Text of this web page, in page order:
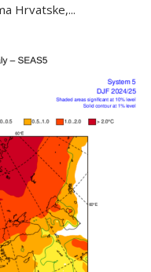
Hrvatske,...